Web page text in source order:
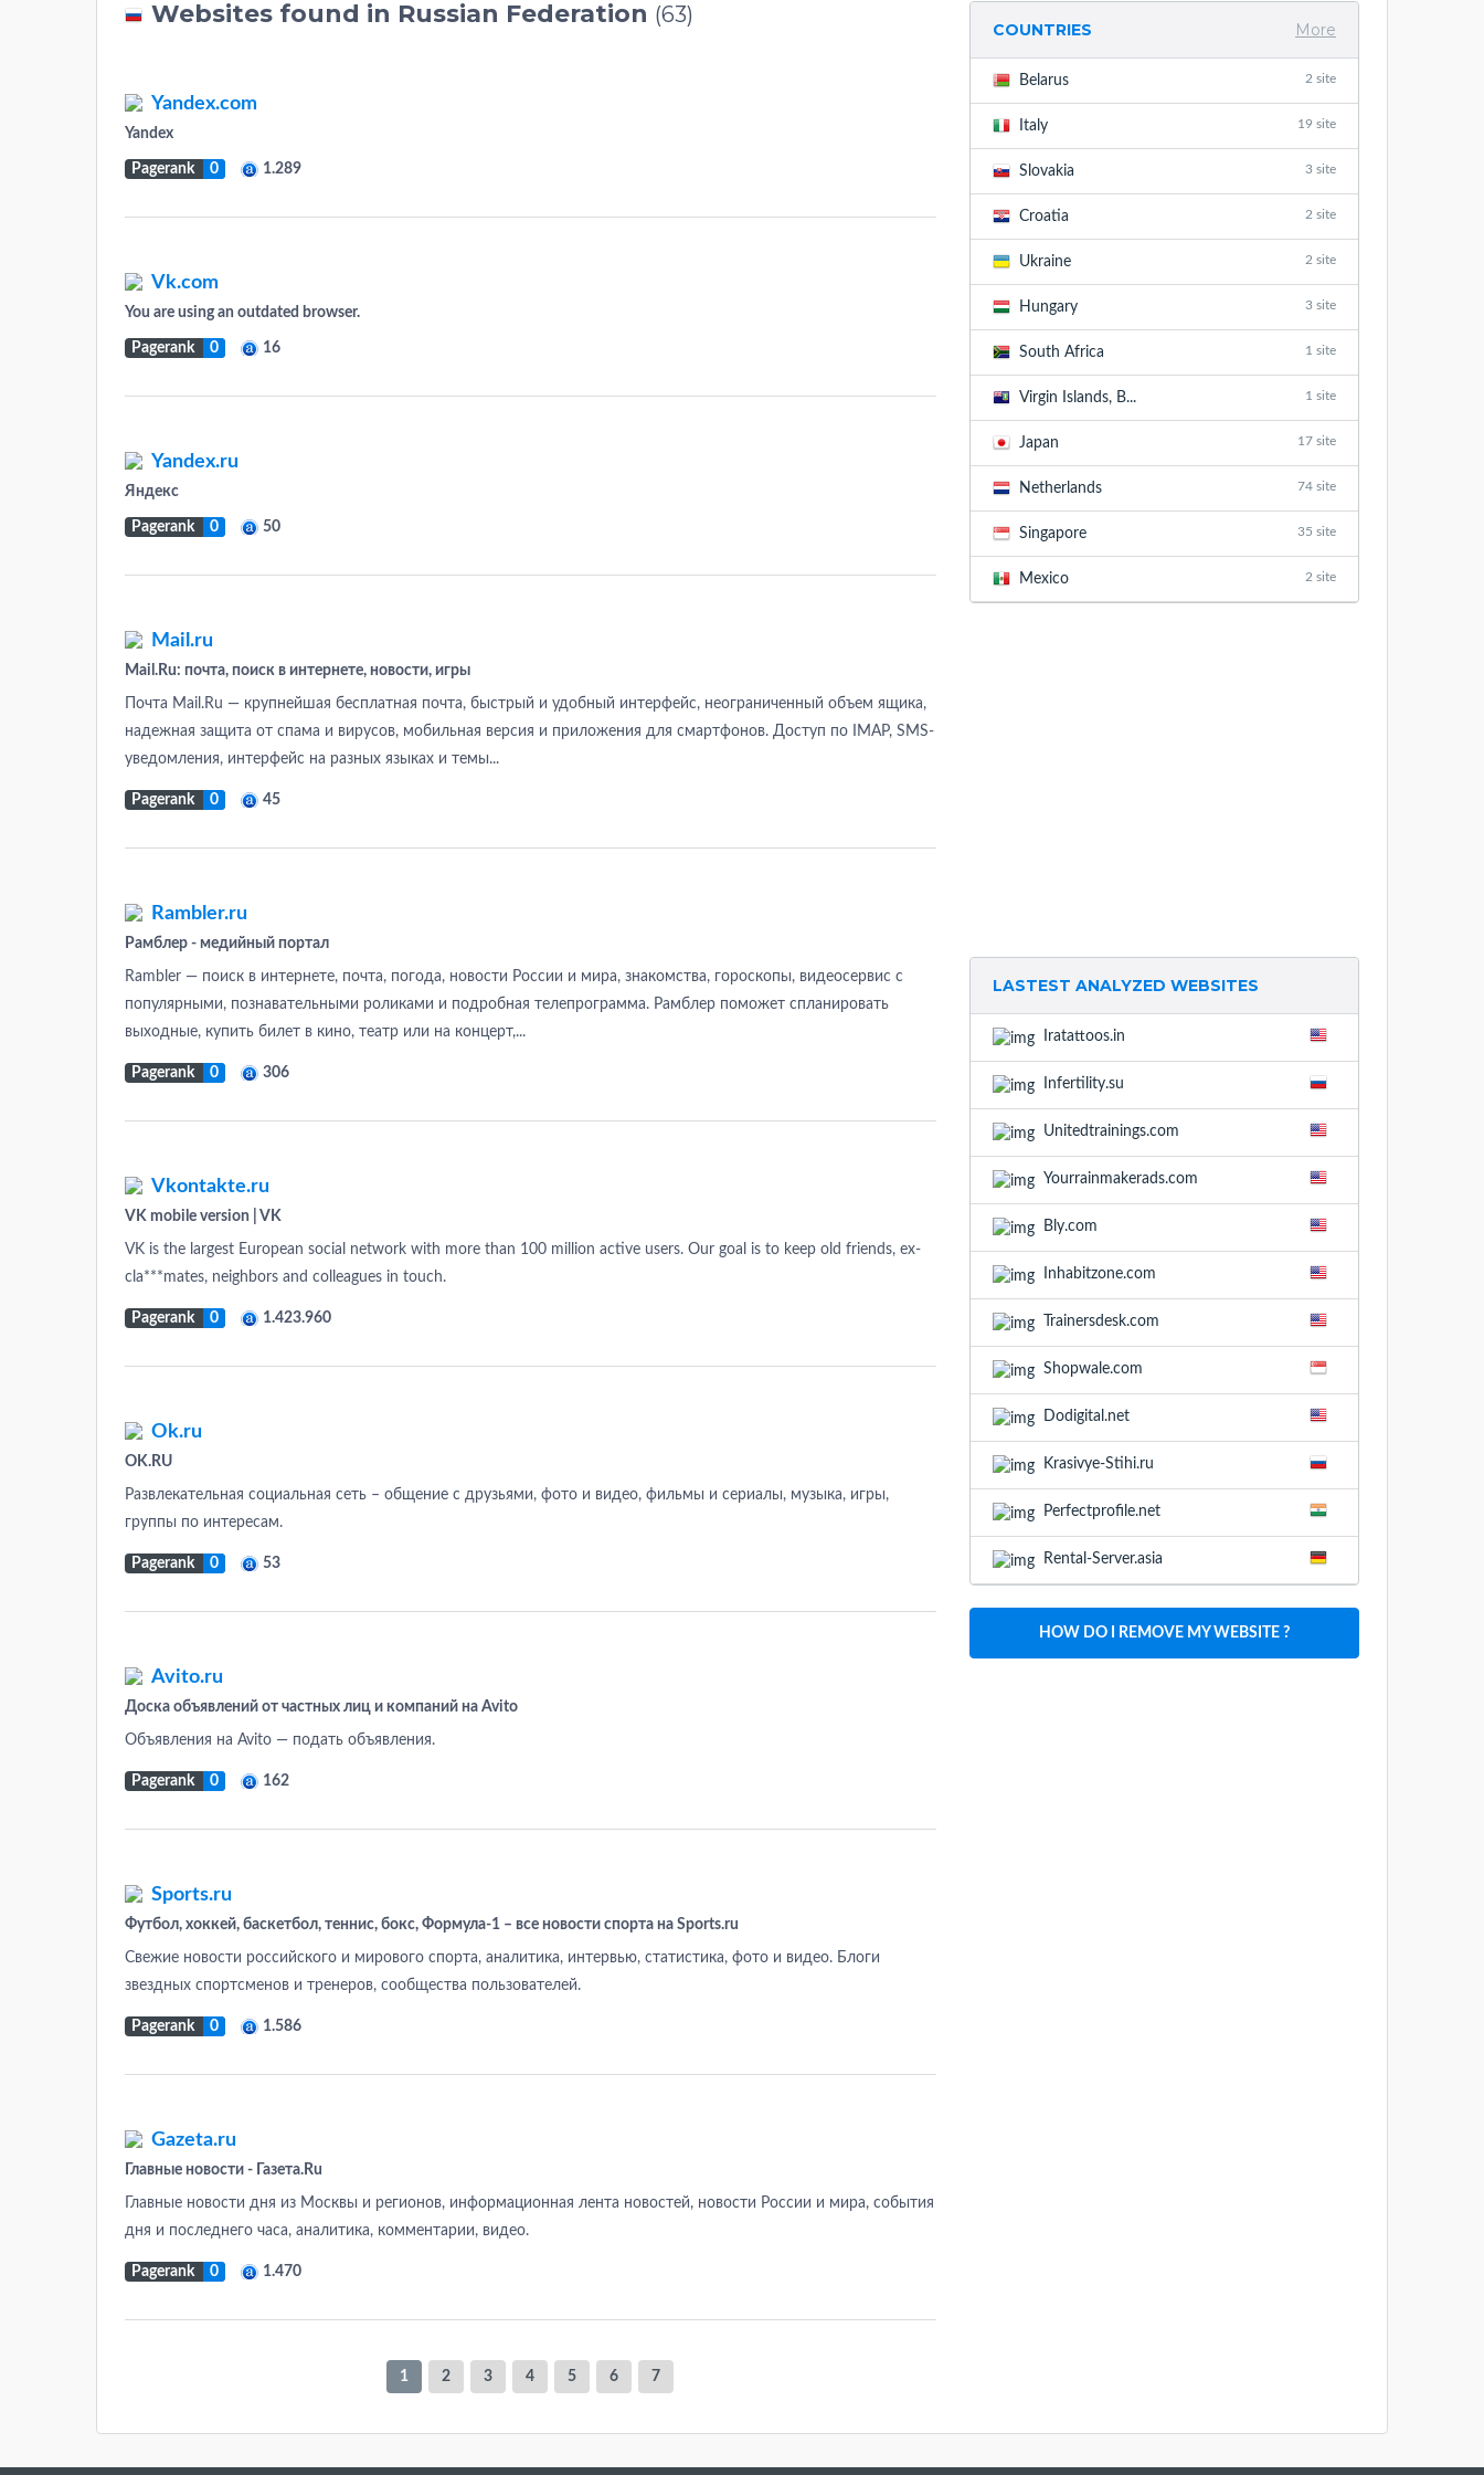
Websites found in Russian Federation (63)
Yandex.com
Yandex
Pagerank 0 1.289
Vk.com
You are using an outdated browser.
Pagerank 0 16
Yandex.ru
Яндекс
Pagerank 0 50
Mail.ru
Mail.Ru: почта, поиск в интернете, новости, игры
Почта Mail.Ru — крупнейшая бесплатная почта, быстрый и удобный интерфейс, неограниченный объем ящика,
надежная защита от спама и вирусов, мобильная версия и приложения для смартфонов. Доступ по IMAP, SMS-
уведомления, интерфейс на разных языках и темы...
Pagerank 0 45
Rambler.ru
Рамблер - медийный портал
Rambler — поиск в интернете, почта, погода, новости России и мира, знакомства, гороскопы, видеосервис с
популярными, познавательными роликами и подробная телепрограмма. Рамблер поможет спланировать
выходные, купить билет в кино, театр или на концерт,...
Pagerank 0 306
Vkontakte.ru
VK mobile version | VK
VK is the largest European social network with more than 100 million active users. Our goal is to keep old friends, ex-
cla***mates, neighbors and colleagues in touch.
Pagerank 0 1.423.960
Ok.ru
OK.RU
Развлекательная социальная сеть – общение с друзьями, фото и видео, фильмы и сериалы, музыка, игры,
группы по интересам.
Pagerank 0 53
Avito.ru
Доска объявлений от частных лиц и компаний на Avito
Объявления на Avito — подать объявления.
Pagerank 0 162
Sports.ru
Футбол, хоккей, баскетбол, теннис, бокс, Формула-1 – все новости спорта на Sports.ru
Свежие новости российского и мирового спорта, аналитика, интервью, статистика, фото и видео. Блоги
звездных спортсменов и тренеров, сообщества пользователей.
Pagerank 0 1.586
Gazeta.ru
Главные новости - Газета.Ru
Главные новости дня из Москвы и регионов, информационная лента новостей, новости России и мира, события
дня и последнего часа, аналитика, комментарии, видео.
Pagerank 0 1.470
1 2 3 4 5 6 7
COUNTRIES More
Belarus 2 site
Italy 19 site
Slovakia 3 site
Croatia 2 site
Ukraine 2 site
Hungary 3 site
South Africa 1 site
Virgin Islands, B... 1 site
Japan 17 site
Netherlands 74 site
Singapore 35 site
Mexico 2 site
LASTEST ANALYZED WEBSITES
Iratattoos.in
Infertility.su
Unitedtrainings.com
Yourrainmakerads.com
Bly.com
Inhabitzone.com
Trainersdesk.com
Shopwale.com
Dodigital.net
Krasivye-Stihi.ru
Perfectprofile.net
Rental-Server.asia
HOW DO I REMOVE MY WEBSITE ?